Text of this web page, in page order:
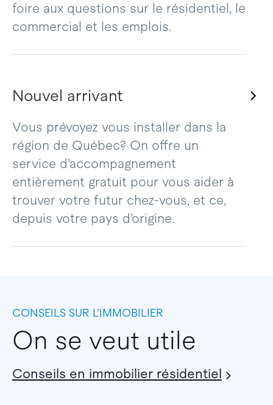
foire aux questions sur le résidentiel, le
commercial et les emplois.
Nouvel arrivant
Vous prévoyez vous installer dans la
région de Québec? On offre un
service d’accompagnement
entièrement gratuit pour vous aider à
trouver votre futur chez-vous, et ce,
depuis votre pays d’origine.
CONSEILS SUR L’IMMOBILIER
On se veut utile
Conseils en immobilier résidentiel